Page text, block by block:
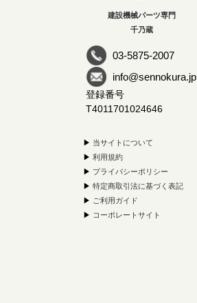
建設機械パーツ専門
千乃蔵
03-5875-2007
info@sennokura.jp
登録番号
T4011701024646
▶ 当サイトについて
▶ 利用規約
▶ プライバシーポリシー
▶ 特定商取引法に基づく表記
▶ ご利用ガイド
▶ コーポレートサイト